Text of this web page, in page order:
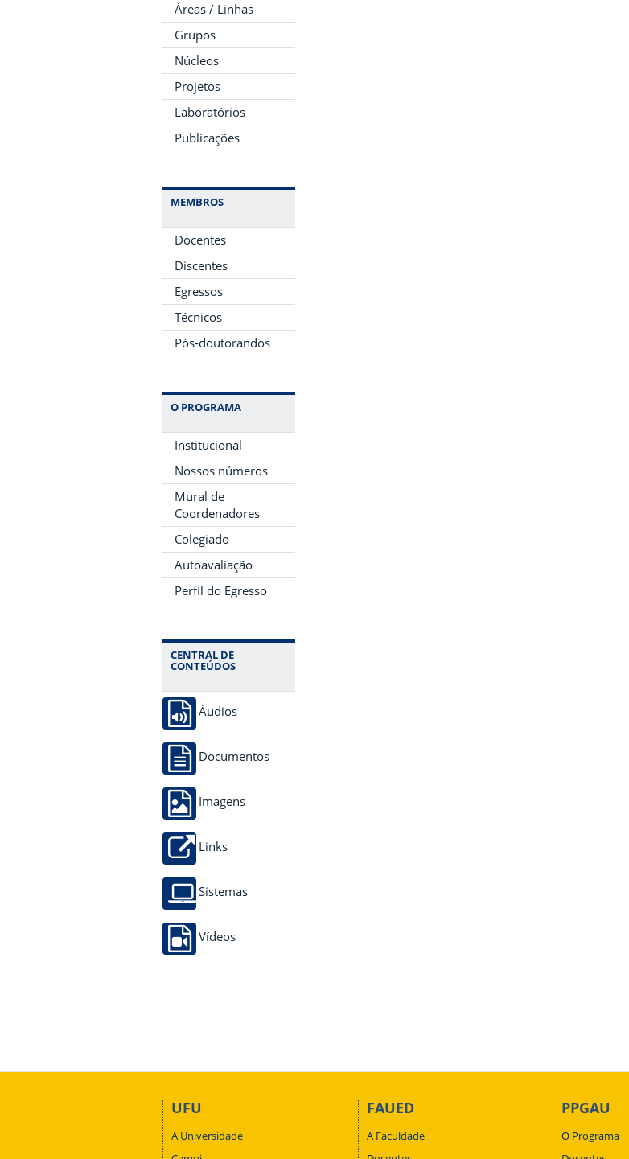
Áreas / Linhas
Grupos
Núcleos
Projetos
Laboratórios
Publicações
MEMBROS
Docentes
Discentes
Egressos
Técnicos
Pós-doutorandos
O PROGRAMA
Institucional
Nossos números
Mural de
Coordenadores
Colegiado
Autoavaliação
Perfil do Egresso
CENTRAL DE
CONTEÚDOS
Áudios
Documentos
Imagens
Links
Sistemas
Vídeos
UFU
A Universidade
FAUED
A Faculdade
PPGAU
O Programa